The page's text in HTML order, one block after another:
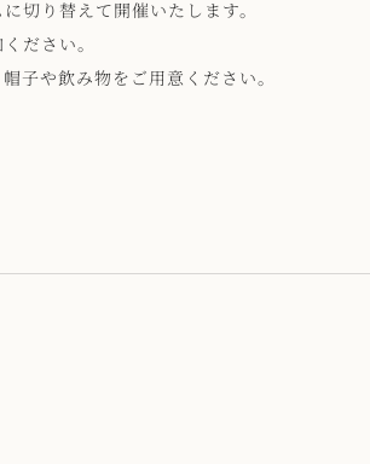
切り替えて開催いたします。
ださい。
子や飲み物をご用意ください。